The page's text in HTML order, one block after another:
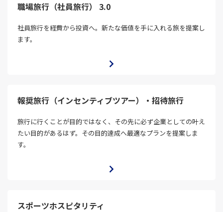
職場旅行（社員旅行） 3.0
社員旅行を経費から投資へ。新たな価値を手に入れる旅を提案し
ます。
報奨旅行（インセンティブツアー）・招待旅行
旅行に行くことが目的ではなく、その先に必ず企業としての叶え
たい目的があるはず。その目的達成へ最適なプランを提案しま
す。
スポーツホスピタリティ